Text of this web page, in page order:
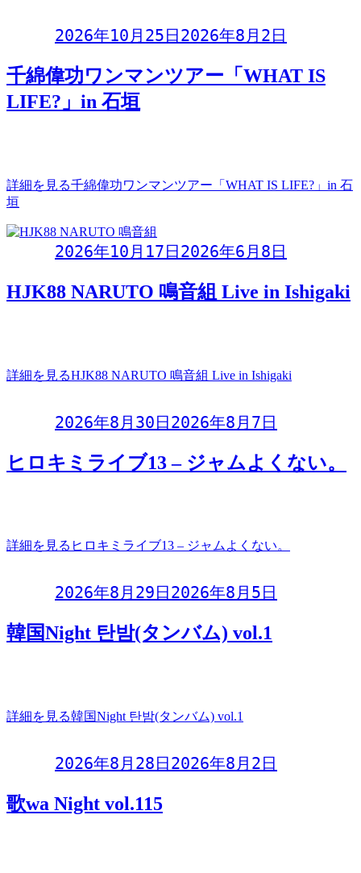
2026年10月25日2026年8月2日
千綿偉功ワンマンツアー「WHAT IS
LIFE?」in 石垣
詳細を見る千綿偉功ワンマンツアー「WHAT IS LIFE?」in 石
垣
2026年10月17日2026年6月8日
HJK88 NARUTO 鳴音組 Live in Ishigaki
詳細を見るHJK88 NARUTO 鳴音組 Live in Ishigaki
2026年8月30日2026年8月7日
ヒロキミライブ13 – ジャムよくない。
詳細を見る ヒロキミライブ13 – ジャムよくない。
2026年8月29日 2026年8月5日
韓国Night 탄밤(タンバム) vol.1
詳細を見る韓国Night 탄밤(タンバム) vol.1
2026年8月28日2026年8月2日
歌wa Night vol.115